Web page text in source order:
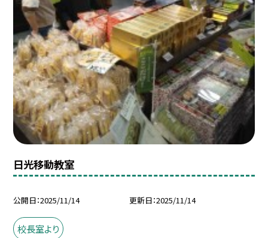
日光移動教室
公開日 2025/11/14 更新日 2025/11/14
校長室より